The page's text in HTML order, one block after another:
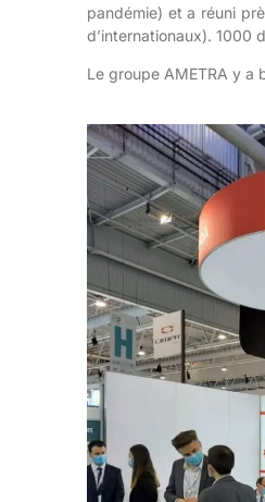
pandémie) et a réuni
d’internationaux). 1000
Le groupe AMETRA y a